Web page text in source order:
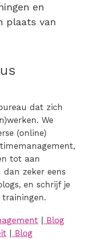
en
plaats van
dat zich
We
(online)
tot aan
dan zeker eens
en schrijf je
trainingen.
Blog
Blog